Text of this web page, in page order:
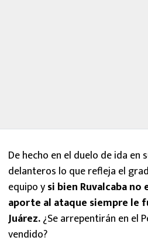
De hecho en el duelo de ida en
delanteros lo que refleja el
equipo ysi bien Ruvalcaba
aporte al ataque siempre le
Juárez.¿Se arrepentirán en el
vendido?